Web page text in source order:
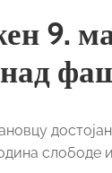
9.
над
слободе